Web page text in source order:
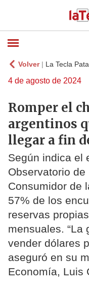
Volver| La Tecla
4 de agosto de 2024
Romper el
argentinos
llegar a fin
Según indica el
Observatorio
Consumidor de
57% de los
reservas
mensuales. “La
vender dólares
aseguró en su
Economía, Luis